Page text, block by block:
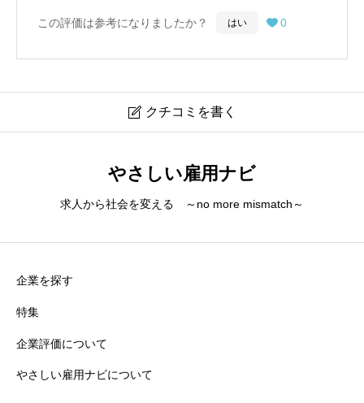
この評価は参考になりましたか？ はい  0
 クチコミを書く
やさしい雇用ナビ
求人から社会を変える ～no more mismatch～
企業を探す
特集
企業評価について
やさしい雇用ナビについて